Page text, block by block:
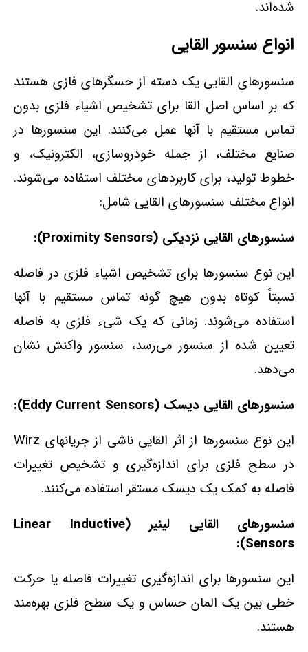
شده‌اند.
انواع سنسور القایی
سنسورهای القایی یک دسته از حسگرهای فازی هستند
که بر اساس اصل القا برای تشخیص اشیاء فلزی بدون
تماس مستقیم با آنها عمل می‌کنند. این سنسورها در
صنایع مختلف، از جمله خودروسازی، الکترونیک، و
خطوط تولید، برای کاربردهای مختلف استفاده می‌شوند.
انواع مختلف سنسورهای القایی شامل:
سنسورهای القایی نزدیکی (Proximity Sensors):
این نوع سنسورها برای تشخیص اشیاء فلزی در فاصله
نسبتاً کوتاه بدون هیچ گونه تماس مستقیم با آنها
استفاده می‌شوند. زمانی که یک شیء فلزی به فاصله
تعیین شده از سنسور می‌رسد، سنسور واکنش نشان
می‌دهد.
سنسورهای القایی دیسک (Eddy Current Sensors):
این نوع سنسورها از اثر القایی ناشی از جریانهای Wirz
در سطح فلزی برای اندازه‌گیری و تشخیص تغییرات
فاصله به کمک یک دیسک مستقر استفاده می‌کنند.
سنسورهای القایی لینیر (Linear Inductive
Sensors):
این سنسورها برای اندازه‌گیری تغییرات فاصله یا حرکت
خطی بین یک المان حساس و یک سطح فلزی بهره‌مند
هستند.